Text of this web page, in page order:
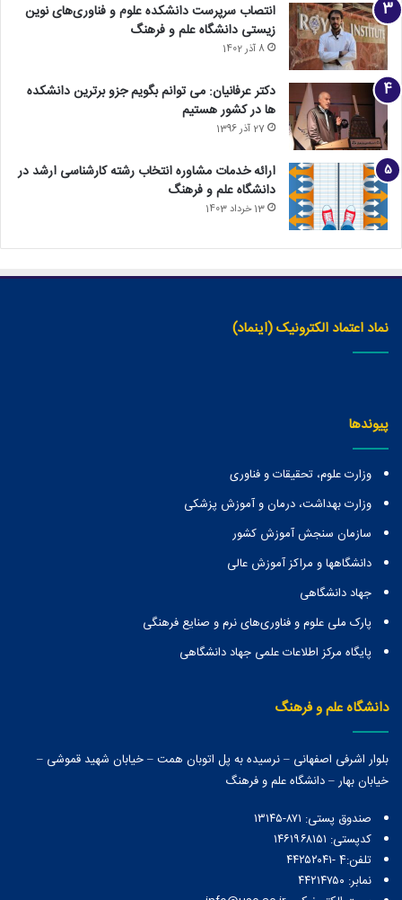
انتصاب سرپرست دانشکده علوم و فناوری‌های نوین
زیستی دانشگاه علم و فرهنگ
8 آذر 1402
دکتر عرفانیان: می توانم بگویم جزو برترین دانشکده
ها در کشور هستیم
27 آذر 1396
ارائه خدمات مشاوره انتخاب رشته کارشناسی ارشد در
دانشگاه علم و فرهنگ
13 خرداد 1403
نماد اعتماد الکترونیک (اینماد)
پیوندها
وزارت علوم، تحقیقات و فناوری
وزارت بهداشت، درمان و آموزش پزشکی
سازمان سنجش آموزش کشور
دانشگاهها و مراكز آموزش عالی
جهاد دانشگاهی
پارک ملی علوم و فناوری‌های نرم و صنایع فرهنگی
پایگاه مرکز اطلاعات علمی جهاد دانشگاهی
دانشگاه علم و فرهنگ
بلوار اشرفی اصفهانی – نرسیده به پل اتوبان همت – خیابان شهید قموشی –
خیابان بهار – دانشگاه علم و فرهنگ
صندوق پستی:‌ ۸۷۱-۱۳۱۴۵
کدپستی: ۱۴۶۱۹۶۸۱۵۱
تلفن:4 -۴۴۲۵۲۰۴۱
نمابر: ۴۴۲۱۴۷۵۰